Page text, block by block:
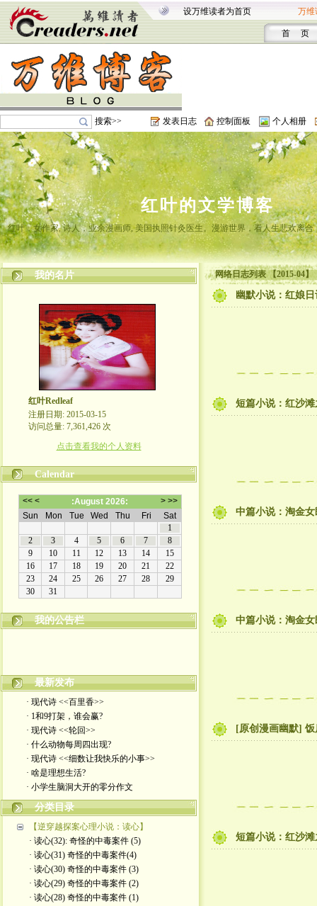
设万维读者为首页 万维
首 页
搜索>> 发表日志 控制面板 个人相册
红叶的文学博客
红叶，女作家, 诗人，业余漫画师, 美国执照针灸医生。漫游世界，看人生悲欢离
我的名片
红叶Redleaf
注册日期: 2015-03-15
访问总量: 7,361,426 次
点击查看我的个人资料
Calendar
我的公告栏
最新发布
· 现代诗 <<百里香>>
· 1和9打架，谁会赢?
· 现代诗 <<轮回>>
· 什么动物每周四出现?
· 现代诗 <<细数让我快乐的小事>>
· 啥是理想生活?
· 小学生脑洞大开的零分作文
分类目录
【逆穿越探案心理小说：读心】
· 读心(32): 奇怪的中毒案件 (5)
· 读心(31) 奇怪的中毒案件(4)
· 读心(30) 奇怪的中毒案件 (3)
· 读心(29) 奇怪的中毒案件 (2)
· 读心(28) 奇怪的中毒案件 (1)
网络日志列表 【2015-04】
幽默小说：红娘
短篇小说：红沙
中篇小说：淘金女
中篇小说：淘金女
[原创漫画幽默]
短篇小说：红沙